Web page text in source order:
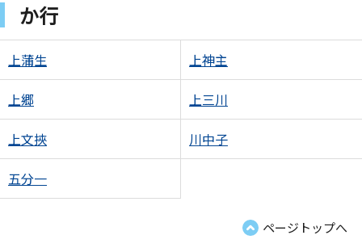
か行
上蒲生 上神主
上郷 上三川
上文挾 川中子
五分一
ページトップへ